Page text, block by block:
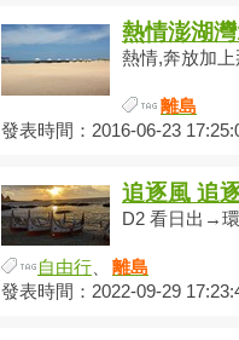
熱情澎湖
熱情,奔放加
離島
發表時間：2016-06-23
追逐風 追
D2 看日出→
自由行
離島
發表時間：2022-09-29